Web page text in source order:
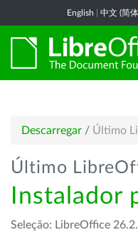
English 中文 (简
Descarregar / Último
Último
Instalador
Seleção: LibreOffice